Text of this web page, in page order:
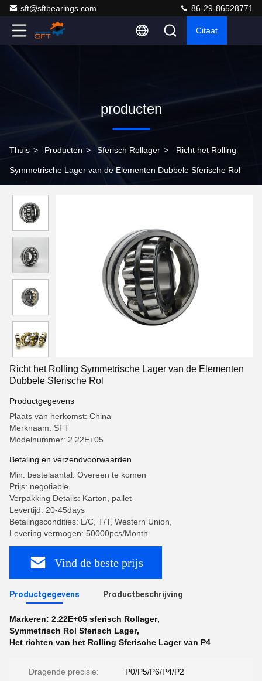
sft@sftbearings.com 86-29-86528771
Citaat
producten
Thuis > Producten > Sferisch Rollager > Richt het Rolling
Symmetrische Lager van de Elementen Dubbele Sferische Rol
Richt het Rolling Symmetrische Lager van de Elementen
Dubbele Sferische Rol
Productgegevens
Plaats van herkomst: China
Merknaam: SFT
Modelnummer: 2.22E+05
Betaling en verzendvoorwaarden
Min. bestelaantal: Overeen te komen
Prijs: negotiable
Verpakking Details: Karton, pallet
Levertijd: 20-45days
Betalingscondities: L/C, T/T, Western Union,
Levering vermogen: 50000pcs/Month
Vind de beste prijs
Productgegevens Productbeschrijving
Markeren: 2.22E+05 sferisch Rollager,
Symmetrisch Rol Sferisch Lager,
Het richten van het Rolling Sferische Lager van P4
Dragende precisie: P0/P5/P6/P4/P2